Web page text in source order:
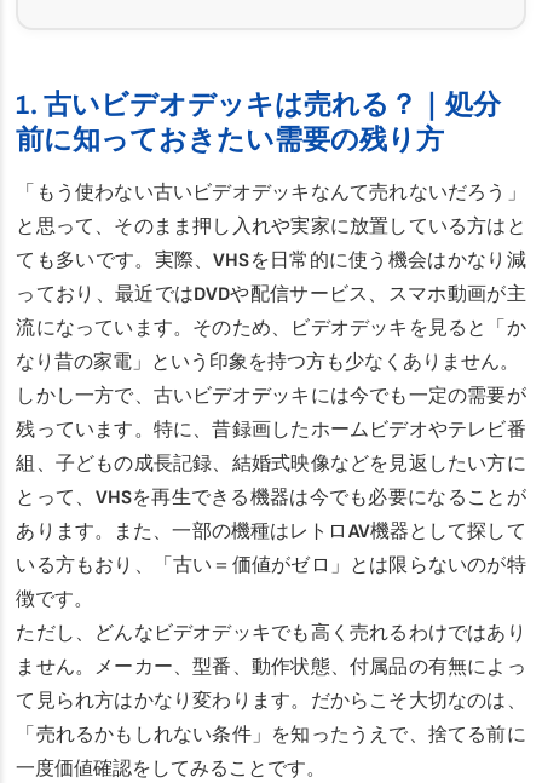
1. 古いビデオデッキは売れる？｜処分
前に知っておきたい需要の残り方
「もう使わない古いビデオデッキなんて売れないだろう」
と思って、そのまま押し入れや実家に放置している方はと
ても多いです。実際、VHSを日常的に使う機会はかなり減
っており、最近ではDVDや配信サービス、スマホ動画が主
流になっています。そのため、ビデオデッキを見ると「か
なり昔の家電」という印象を持つ方も少なくありません。
しかし一方で、古いビデオデッキには今でも一定の需要が
残っています。特に、昔録画したホームビデオやテレビ番
組、子どもの成長記録、結婚式映像などを見返したい方に
とって、VHSを再生できる機器は今でも必要になることが
あります。また、一部の機種はレトロAV機器として探して
いる方もおり、「古い＝価値がゼロ」とは限らないのが特
徴です。
ただし、どんなビデオデッキでも高く売れるわけではあり
ません。メーカー、型番、動作状態、付属品の有無によっ
て見られ方はかなり変わります。だからこそ大切なのは、
「売れるかもしれない条件」を知ったうえで、捨てる前に
一度価値確認をしてみることです。